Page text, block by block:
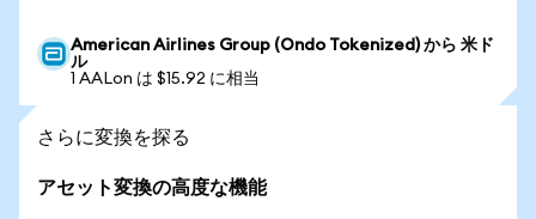
American Airlines Group (Ondo Tokenized) から 米ド
ル
1 AALon は $15.92 に相当
さらに変換を探る
アセット変換の高度な機能